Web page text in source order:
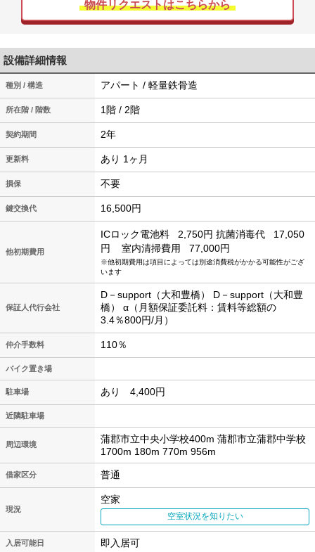
物件リクエストはこちらから
設備詳細情報
種別 / 構造 アパート / 軽量鉄骨造
所在階 / 階数 1階 / 2階
契約期間 2年
更新料 あり 1ヶ月
損保 不要
鍵交換代 16,500円
他初期費用
ICロック電池料 2,750円 抗菌消毒代
17,050
円
室内清掃費用 77,000円
※他初期費用は項目によっては別途消費税がかかる可能性がござ
います
保証人代行会社
D－support（大和豊橋） D－support（大和豊
橋） α（月額保証委託料：賃料等総額の
3.4％800円/月）
仲介手数料 110％
バイク置き場
駐車場 あり 4,400円
近隣駐車場
周辺環境
蒲郡市立中央小学校400m 蒲郡市立蒲郡中学校
1700m 180m 770m 956m
借家区分 普通
現況
空家
空室状況を知りたい
入居可能日 即入居可